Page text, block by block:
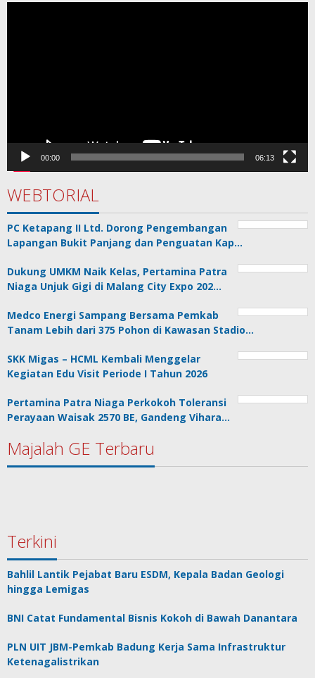
00:00 06:13
WEBTORIAL
PC Ketapang II Ltd. Dorong Pengembangan
Lapangan Bukit Panjang dan Penguatan Kap…
Dukung UMKM Naik Kelas, Pertamina Patra
Niaga Unjuk Gigi di Malang City Expo 202…
Medco Energi Sampang Bersama Pemkab
Tanam Lebih dari 375 Pohon di Kawasan Stadio…
SKK Migas – HCML Kembali Menggelar
Kegiatan Edu Visit Periode I Tahun 2026
Pertamina Patra Niaga Perkokoh Toleransi
Perayaan Waisak 2570 BE, Gandeng Vihara…
Majalah GE Terbaru
Terkini
Bahlil Lantik Pejabat Baru ESDM, Kepala Badan Geologi
hingga Lemigas
BNI Catat Fundamental Bisnis Kokoh di Bawah Danantara
PLN UIT JBM-Pemkab Badung Kerja Sama Infrastruktur
Ketenagalistrikan